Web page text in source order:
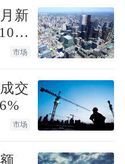
莲湖区西电片区
中天·启悦亦首次
表示：“‘五一’期
5月中下旬。”
新
万
市场
交
市场